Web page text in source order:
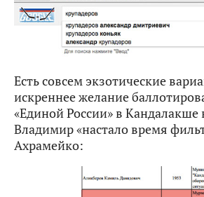
Есть совсем экзотические
искреннее желание
«Единой России» в Кандалакше
Владимир «настало время
Ахрамейко: